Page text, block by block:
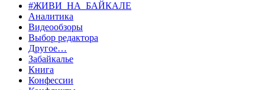
#ЖИВИ_НА_БАЙКАЛЕ
Аналитика
Видеообзоры
Выбор редактора
Другое…
Забайкалье
Книга
Конфессии